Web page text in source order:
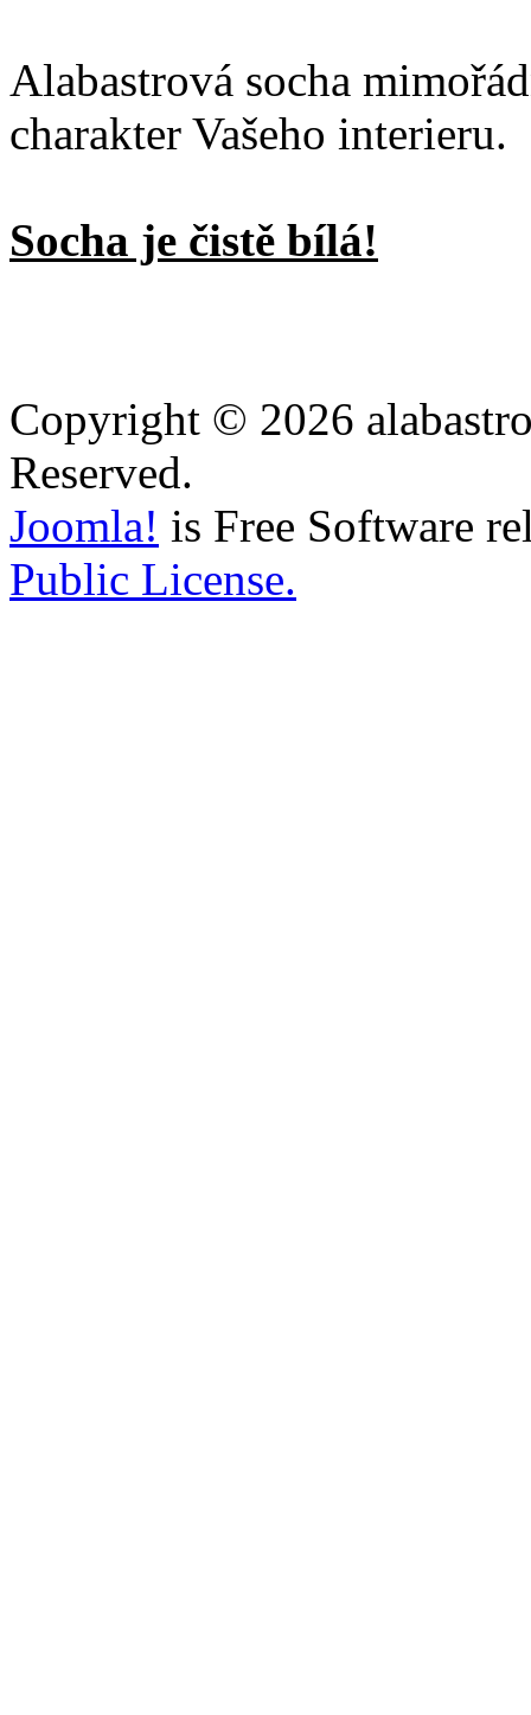
Alabastrová socha
charakter Vašeho interieru.
Socha je čistě bílá!
Copyright © 2026
Reserved.
Joomla! is Free Software
Public License.